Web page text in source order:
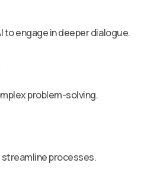
to engage in deeper dialogue.
problem-solving.
streamline processes.